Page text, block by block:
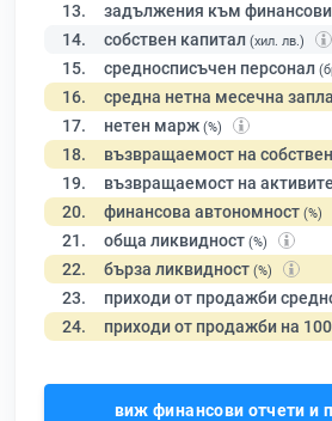
13. задължения към финансови
14. собствен капитал (хил. лв.)
15. средносписъчен персонал
16. средна нетна месечна
17. нетен марж (%)
18. възвращаемост на
19. възвращаемост на
20. финансова автономност (%)
21. обща ликвидност (%)
22. бърза ликвидност (%)
23. приходи от продажби
24. приходи от продажби на
виж финансови отчети и